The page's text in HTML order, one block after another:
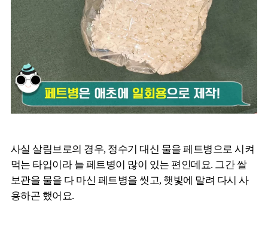
사실 살림브로의 경우, 정수기 대신 물을 페트병으로 시켜
먹는 타입이라 늘 페트병이 많이 있는 편인데요. 그간 쌀
보관을 물을 다 마신 페트병을 씻고, 햇빛에 말려 다시 사
용하곤 했어요.